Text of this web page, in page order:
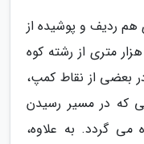
ردیف و پوشیده از
چمن را در بر می گیرد و در ارتفاع 2 هزار متری از رشته کوه
از نقاط کمپ،
که در مسیر رسیدن
می گردد. به علاوه،